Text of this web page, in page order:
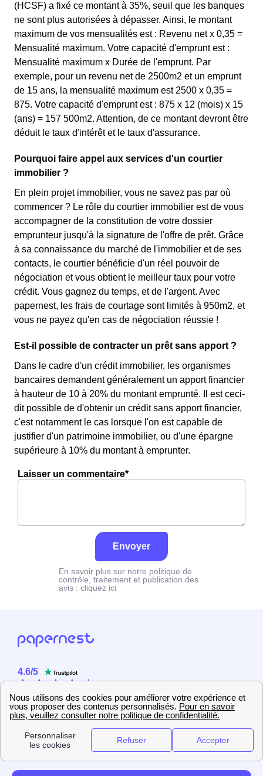
(HCSF) a fixé ce montant à 35%, seuil que les banques
ne sont plus autorisées à dépasser. Ainsi, le montant
maximum de vos mensualités est : Revenu net x 0,35 =
Mensualité maximum. Votre capacité d'emprunt est :
Mensualité maximum x Durée de l'emprunt. Par
exemple, pour un revenu net de 2500m2 et un emprunt
de 15 ans, la mensualité maximum est 2500 x 0,35 =
875. Votre capacité d'emprunt est : 875 x 12 (mois) x 15
(ans) = 157 500m2. Attention, de ce montant devront être
déduit le taux d'intérêt et le taux d'assurance.
Pourquoi faire appel aux services d'un courtier
immobilier ?
En plein projet immobilier, vous ne savez pas par où
commencer ? Le rôle du courtier immobilier est de vous
accompagner de la constitution de votre dossier
emprunteur jusqu'à la signature de l'offre de prêt. Grâce
à sa connaissance du marché de l'immobilier et de ses
contacts, le courtier bénéficie d'un réel pouvoir de
négociation et vous obtient le meilleur taux pour votre
crédit. Vous gagnez du temps, et de l'argent. Avec
papernest, les frais de courtage sont limités à 950m2, et
vous ne payez qu'en cas de négociation réussie !
Est-il possible de contracter un prêt sans apport ?
Dans le cadre d'un crédit immobilier, les organismes
bancaires demandent généralement un apport financier
à hauteur de 10 à 20% du montant emprunté. Il est ceci-
dit possible de d'obtenir un crédit sans apport financier,
c'est notamment le cas lorsque l'on est capable de
justifier d'un patrimoine immobilier, ou d'une épargne
supérieure à 10% du montant à emprunter.
Laisser un commentaire*
Envoyer
En savoir plus sur notre politique de
contrôle, traitement et publication des
avis : cliquez ici
4.6/5
2358 utilisateurs